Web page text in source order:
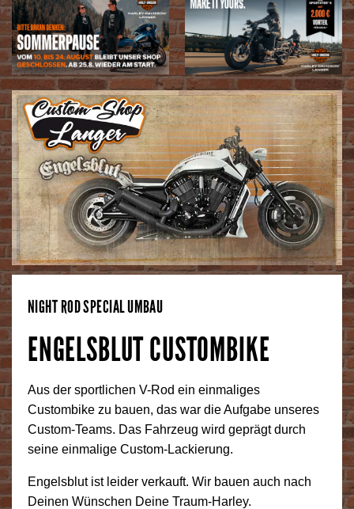
NIGHT ROD SPECIAL UMBAU
ENGELSBLUT CUSTOMBIKE
Aus der sportlichen V-Rod ein einmaliges
Custombike zu bauen, das war die Aufgabe unseres
Custom-Teams. Das Fahrzeug wird geprägt durch
seine einmalige Custom-Lackierung.
Engelsblut ist leider verkauft. Wir bauen auch nach
Deinen Wünschen Deine Traum-Harley.